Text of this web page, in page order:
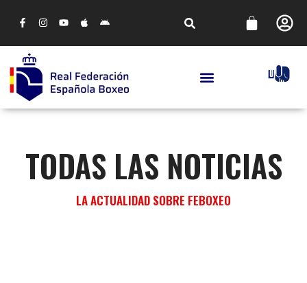
TODAS LAS NOTICIAS
LA ACTUALIDAD SOBRE FEBOXEO